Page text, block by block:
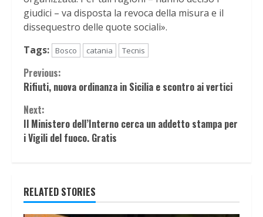
giudici – va disposta la revoca della misura e il
dissequestro delle quote sociali».
Tags:
Bosco catania Tecnis
Continue
Reading
Previous:
Rifiuti, nuova ordinanza in Sicilia e scontro ai vertici
Next:
Il Ministero dell’Interno cerca un addetto stampa per
i Vigili del fuoco. Gratis
RELATED STORIES